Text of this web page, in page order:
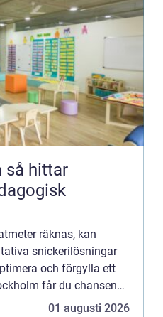
räknas, kan
snickerilösningar
och förgylla ett
får du chansen
01 augusti 2026